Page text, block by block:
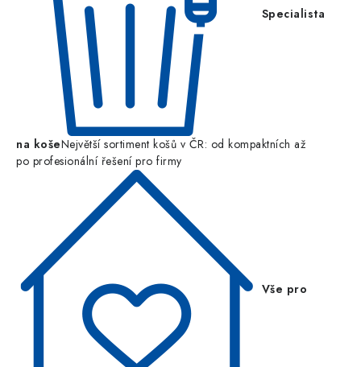
Specialista
na košeNejvětší sortiment košů v ČR: od kompaktních až
po profesionální řešení pro firmy
Vše pro